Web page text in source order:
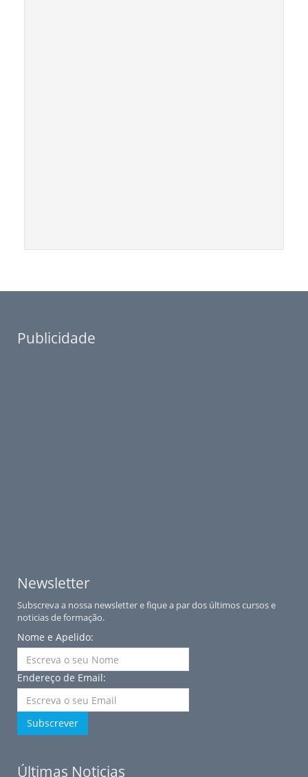
Publicidade
Newsletter
Subscreva a nossa newsletter e fique a par dos últimos cursos e
noticias de formação.
Nome e Apelido:
Endereço de Email:
Subscrever
Últimas Noticias